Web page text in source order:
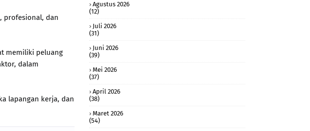
profesional, dan
memiliki peluang
dalam
lapangan kerja, dan
Agustus 2026
(12)
Juli 2026
(31)
Juni 2026
(39)
Mei 2026
(37)
April 2026
(38)
Maret 2026
(54)